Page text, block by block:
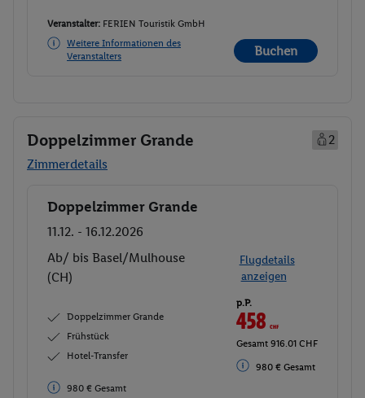
Veranstalter: FERIEN Touristik GmbH
Weitere Informationen des
Veranstalters
Buchen
Doppelzimmer Grande
2
Zimmerdetails
Buchen
Doppelzimmer Grande
11.12. - 16.12.2026
Ab/ bis Basel/Mulhouse
(CH)
Flugdetails
anzeigen
Doppelzimmer Grande
Frühstück
Hotel-Transfer
980 € Gesamt
p.P.
458CHF
Gesamt 916.01 CHF
980 € Gesamt